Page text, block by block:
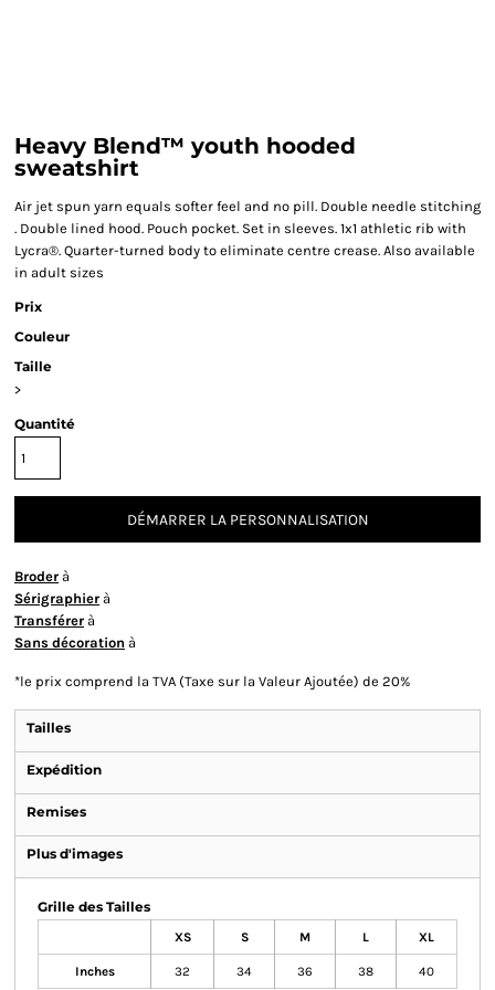
Heavy Blend™ youth hooded
sweatshirt
Air jet spun yarn equals softer feel and no pill. Double needle stitching
. Double lined hood. Pouch pocket. Set in sleeves. 1x1 athletic rib with
Lycra®. Quarter-turned body to eliminate centre crease. Also available
in adult sizes
Prix
Couleur
Taille
>
Quantité
DÉMARRER LA PERSONNALISATION
Broder à
Sérigraphier à
Transférer à
Sans décoration à
*le prix comprend la TVA (Taxe sur la Valeur Ajoutée) de 20%
Tailles
Expédition
Remises
Plus d'images
Grille des Tailles
XS S M L XL
Inches 32 34 36 38 40